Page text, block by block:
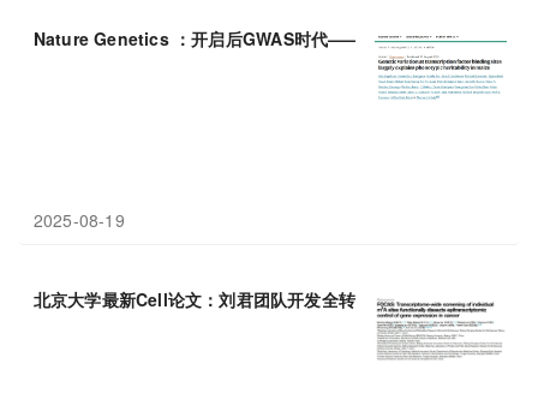
Nature Genetics ：开启后GWAS时代——bQTL一把解开复杂性
2025-08-19
北京大学最新Cell论文：刘君团队开发全转录组单个m6A位点功